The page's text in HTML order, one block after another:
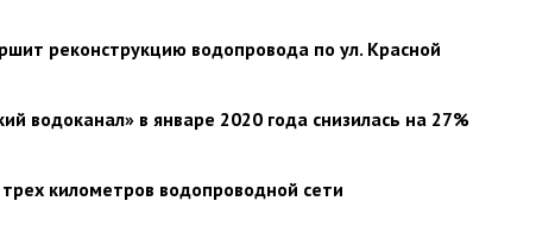
реконструкцию водопровода по ул. Красной
водоканал» в январе 2020 года снизилась на 27%
километров водопроводной сети